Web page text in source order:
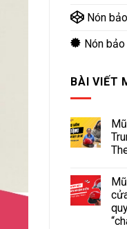
Nón
Nón
BÀI VIẾT